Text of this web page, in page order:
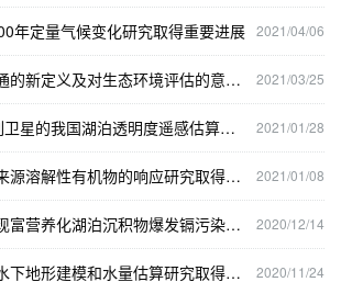
2021/04/06
年定量气候变化研究取得重要进展
2021/03/25
湖泊洪泛水文连通的新定义及对生态环境评估的意义和框架
2021/01/28
基于Landsat系列卫星的我国湖泊透明度遥感估算模型研究
2021/01/08
细菌群落对不同来源溶解性有机物的响应研究取得进展
2020/12/14
年度原位监测发现富营养化湖泊沉积物爆发镉污染事件
2020/11/24
全球河道型水库水下地形建模和水量估算研究取得进展